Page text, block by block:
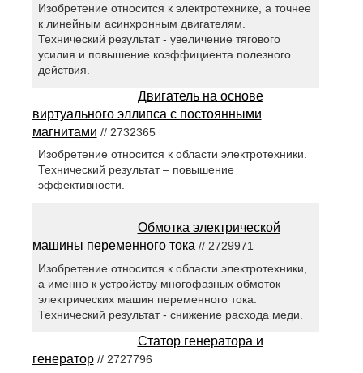
Изобретение относится к электротехнике, а точнее
к линейным асинхронным двигателям.
Технический результат - увеличение тягового
усилия и повышение коэффициента полезного
действия.
Двигатель на основе
виртуального эллипса с постоянными
магнитами // 2732365
Изобретение относится к области электротехники.
Технический результат – повышение
эффективности.
Обмотка электрической
машины переменного тока// 2729971
Изобретение относится к области электротехники,
а именно к устройству многофазных обмоток
электрических машин переменного тока.
Технический результат - снижение расхода меди.
Статор генератора и
генератор// 2727796